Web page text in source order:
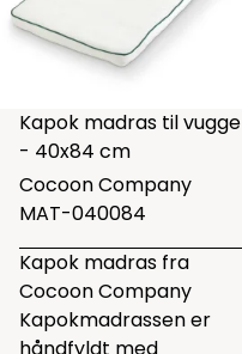
Kapok madras til vugge
- 40x84 cm
Cocoon Company
MAT-040084
Kapok madras fra
Cocoon Company
Kapokmadrassen er
håndfyldt med